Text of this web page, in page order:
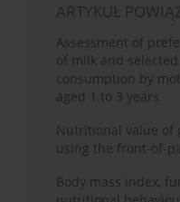
ARTYKUŁ
Assessment of
of milk and
consumption by
aged 1 to 3 years
Nutritional value of
using the front-of-
Body mass index,